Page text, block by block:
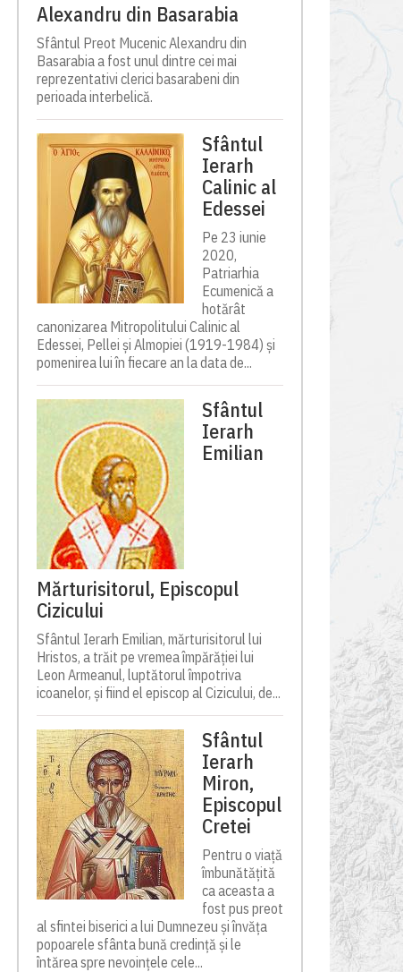
Alexandru din Basarabia
Sfântul Preot Mucenic Alexandru din
Basarabia a fost unul dintre cei mai
reprezentativi clerici basarabeni din
perioada interbelică.
Sfântul
Ierarh
Calinic al
Edessei
Pe 23 iunie
2020,
Patriarhia
Ecumenică a
hotărât
canonizarea Mitropolitului Calinic al
Edessei, Pellei și Almopiei (1919-1984) și
pomenirea lui în fiecare an la data de...
Sfântul
Ierarh
Emilian
Mărturisitorul, Episcopul
Cizicului
Sfântul Ierarh Emilian, mărturisitorul lui
Hristos, a trăit pe vremea împărăției lui
Leon Armeanul, luptătorul împotriva
icoanelor, și fiind el episcop al Cizicului, de...
Sfântul
Ierarh
Miron,
Episcopul
Cretei
Pentru o viață
îmbunătățită
ca aceasta a
fost pus preot
al sfintei biserici a lui Dumnezeu și învăța
popoarele sfânta bună credință și le
întărea spre nevoințele cele...